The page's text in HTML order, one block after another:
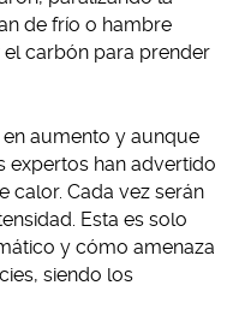
de frío o hambre
carbón para prender
aumento y aunque
expertos han advertido
calor. Cada vez serán
Esta es solo
y cómo amenaza
siendo los